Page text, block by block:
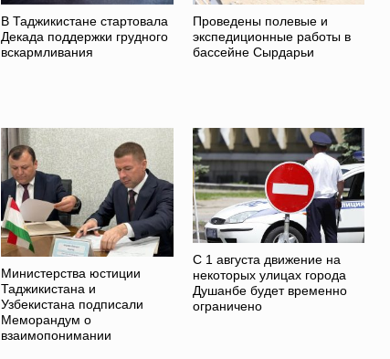
В Таджикистане стартовала
Декада поддержки грудного
вскармливания
Проведены полевые и
экспедиционные работы в
бассейне Сырдарьи
Министерства юстиции
Таджикистана и
Узбекистана подписали
Меморандум о
взаимопонимании
С 1 августа движение на
некоторых улицах города
Душанбе будет временно
ограничено